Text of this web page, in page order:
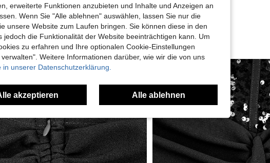
erweiterte Funktionen anzubieten und Inhalte und Anzeigen an
Wenn Sie "Alle ablehnen" auswählen, lassen Sie nur die
unsere Website zum Laufen bringen. Sie können diese in den
jedoch die Funktionalität der Website beeinträchtigen kann. Um
zu erfahren und Ihre optionalen Cookie-Einstellungen
Weitere Informationen darüber, wie wir die von uns
in unserer Datenschutzerklärung.
akzeptieren Alle ablehnen